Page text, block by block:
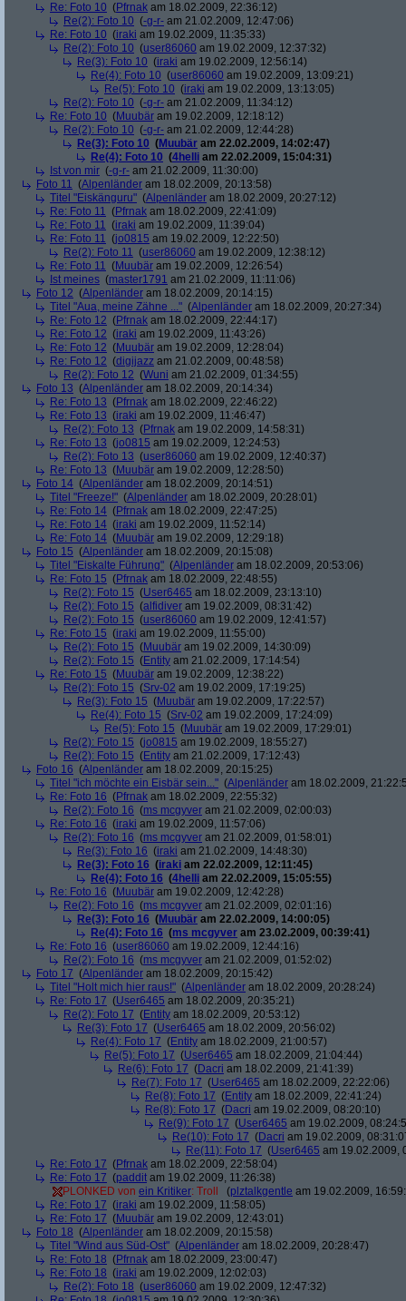
Re: Foto 10 (Pfrnak am 18.02.2009, 22:36:12)
Re(2): Foto 10 (-g-r- am 21.02.2009, 12:47:06)
Re: Foto 10 (iraki am 19.02.2009, 11:35:33)
Re(2): Foto 10 (user86060 am 19.02.2009, 12:37:32)
Re(3): Foto 10 (iraki am 19.02.2009, 12:56:14)
Re(4): Foto 10 (user86060 am 19.02.2009, 13:09:21)
Re(5): Foto 10 (iraki am 19.02.2009, 13:13:05)
Re(2): Foto 10 (-g-r- am 21.02.2009, 11:34:12)
Re: Foto 10 (Muubär am 19.02.2009, 12:18:12)
Re(2): Foto 10 (-g-r- am 21.02.2009, 12:44:28)
Re(3): Foto 10 (Muubär am 22.02.2009, 14:02:47)
Re(4): Foto 10 (4helli am 22.02.2009, 15:04:31)
Ist von mir (-g-r- am 21.02.2009, 11:30:00)
Foto 11 (Alpenländer am 18.02.2009, 20:13:58)
Titel "Eiskänguru" (Alpenländer am 18.02.2009, 20:27:12)
Re: Foto 11 (Pfrnak am 18.02.2009, 22:41:09)
Re: Foto 11 (iraki am 19.02.2009, 11:39:04)
Re: Foto 11 (jo0815 am 19.02.2009, 12:22:50)
Re(2): Foto 11 (user86060 am 19.02.2009, 12:38:12)
Re: Foto 11 (Muubär am 19.02.2009, 12:26:54)
Ist meines (master1791 am 21.02.2009, 11:11:06)
Foto 12 (Alpenländer am 18.02.2009, 20:14:15)
Titel "Aua, meine Zähne ..." (Alpenländer am 18.02.2009, 20:27:34)
Re: Foto 12 (Pfrnak am 18.02.2009, 22:44:17)
Re: Foto 12 (iraki am 19.02.2009, 11:43:26)
Re: Foto 12 (Muubär am 19.02.2009, 12:28:04)
Re: Foto 12 (digijazz am 21.02.2009, 00:48:58)
Re(2): Foto 12 (Wuni am 21.02.2009, 01:34:55)
Foto 13 (Alpenländer am 18.02.2009, 20:14:34)
Re: Foto 13 (Pfrnak am 18.02.2009, 22:46:22)
Re: Foto 13 (iraki am 19.02.2009, 11:46:47)
Re(2): Foto 13 (Pfrnak am 19.02.2009, 14:58:31)
Re: Foto 13 (jo0815 am 19.02.2009, 12:24:53)
Re(2): Foto 13 (user86060 am 19.02.2009, 12:40:37)
Re: Foto 13 (Muubär am 19.02.2009, 12:28:50)
Foto 14 (Alpenländer am 18.02.2009, 20:14:51)
Titel "Freeze!" (Alpenländer am 18.02.2009, 20:28:01)
Re: Foto 14 (Pfrnak am 18.02.2009, 22:47:25)
Re: Foto 14 (iraki am 19.02.2009, 11:52:14)
Re: Foto 14 (Muubär am 19.02.2009, 12:29:18)
Foto 15 (Alpenländer am 18.02.2009, 20:15:08)
Titel "Eiskalte Führung" (Alpenländer am 18.02.2009, 20:53:06)
Re: Foto 15 (Pfrnak am 18.02.2009, 22:48:55)
Re(2): Foto 15 (User6465 am 18.02.2009, 23:13:10)
Re(2): Foto 15 (alfidiver am 19.02.2009, 08:31:42)
Re(2): Foto 15 (user86060 am 19.02.2009, 12:41:57)
Re: Foto 15 (iraki am 19.02.2009, 11:55:00)
Re(2): Foto 15 (Muubär am 19.02.2009, 14:30:09)
Re(2): Foto 15 (Entity am 21.02.2009, 17:14:54)
Re: Foto 15 (Muubär am 19.02.2009, 12:38:22)
Re(2): Foto 15 (Srv-02 am 19.02.2009, 17:19:25)
Re(3): Foto 15 (Muubär am 19.02.2009, 17:22:57)
Re(4): Foto 15 (Srv-02 am 19.02.2009, 17:24:09)
Re(5): Foto 15 (Muubär am 19.02.2009, 17:29:01)
Re(2): Foto 15 (jo0815 am 19.02.2009, 18:55:27)
Re(2): Foto 15 (Entity am 21.02.2009, 17:12:43)
Foto 16 (Alpenländer am 18.02.2009, 20:15:25)
Titel "ich möchte ein Eisbär sein..." (Alpenländer am 18.02.2009,
Re: Foto 16 (Pfrnak am 18.02.2009, 22:55:32)
Re(2): Foto 16 (ms mcgyver am 21.02.2009, 02:00:03)
Re: Foto 16 (iraki am 19.02.2009, 11:57:06)
Re(2): Foto 16 (ms mcgyver am 21.02.2009, 01:58:01)
Re(3): Foto 16 (iraki am 21.02.2009, 14:48:30)
Re(3): Foto 16 (iraki am 22.02.2009, 12:11:45)
Re(4): Foto 16 (4helli am 22.02.2009, 15:05:55)
Re: Foto 16 (Muubär am 19.02.2009, 12:42:28)
Re(2): Foto 16 (ms mcgyver am 21.02.2009, 02:01:16)
Re(3): Foto 16 (Muubär am 22.02.2009, 14:00:05)
Re(4): Foto 16 (ms mcgyver am 23.02.2009, 00:39:41)
Re: Foto 16 (user86060 am 19.02.2009, 12:44:16)
Re(2): Foto 16 (ms mcgyver am 21.02.2009, 01:52:02)
Foto 17 (Alpenländer am 18.02.2009, 20:15:42)
Titel "Holt mich hier raus!" (Alpenländer am 18.02.2009, 20:28:24)
Re: Foto 17 (User6465 am 18.02.2009, 20:35:21)
Re(2): Foto 17 (Entity am 18.02.2009, 20:53:12)
Re(3): Foto 17 (User6465 am 18.02.2009, 20:56:02)
Re(4): Foto 17 (Entity am 18.02.2009, 21:00:57)
Re(5): Foto 17 (User6465 am 18.02.2009, 21:04:44)
Re(6): Foto 17 (Dacri am 18.02.2009, 21:41:39)
Re(7): Foto 17 (User6465 am 18.02.2009, 22:22:06)
Re(8): Foto 17 (Entity am 18.02.2009, 22:41:24)
Re(8): Foto 17 (Dacri am 19.02.2009, 08:20:10)
Re(9): Foto 17 (User6465 am 19.02.2009,
Re(10): Foto 17 (Dacri am 19.02.2009,
Re(11): Foto 17 (User6465 am 19.02.2009,
Re: Foto 17 (Pfrnak am 18.02.2009, 22:58:04)
Re: Foto 17 (paddit am 19.02.2009, 11:26:38)
PLONKED von ein Kritiker: Troll (plztalkgentle am 19.02.2009,
Re: Foto 17 (iraki am 19.02.2009, 11:58:05)
Re: Foto 17 (Muubär am 19.02.2009, 12:43:01)
Foto 18 (Alpenländer am 18.02.2009, 20:15:58)
Titel "Wind aus Süd-Ost" (Alpenländer am 18.02.2009, 20:28:47)
Re: Foto 18 (Pfrnak am 18.02.2009, 23:00:47)
Re: Foto 18 (iraki am 19.02.2009, 12:02:03)
Re(2): Foto 18 (user86060 am 19.02.2009, 12:47:32)